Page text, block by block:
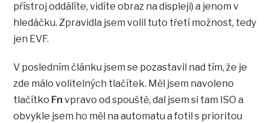
přístroj oddálíte, vidíte obraz na displeji) a jenom v
hledáčku. Zpravidla jsem volil tuto třetí možnost, tedy
jen EVF.
V posledním článku jsem se pozastavil nad tím, že je
zde málo volitelných tlačítek. Měl jsem navoleno
tlačítko Fn vpravo od spouště, dal jsem si tam ISO a
obvykle jsem ho měl na automatu a fotil s prioritou